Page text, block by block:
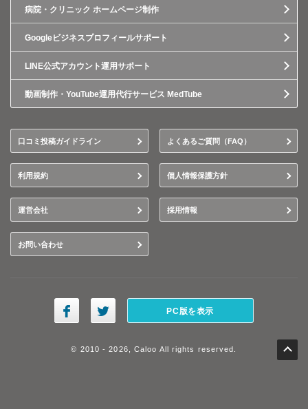
病院・クリニック ホームページ制作
Googleビジネスプロフィールサポート
LINE公式アカウント運用サポート
動画制作・YouTube運用代行サービス MedTube
口コミ投稿ガイドライン よくあるご質問（FAQ）
利用規約 個人情報保護方針
運営会社 採用情報
お問い合わせ
PC版を表示
© 2010 - 2026, Caloo All rights reserved.